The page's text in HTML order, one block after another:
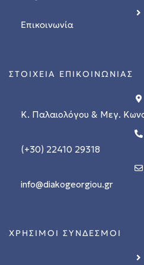
Επικοινωνία
ΣΤΟΙΧΕΙΑ ΕΠΙΚΟΙΝΩΝΙΑΣ
Κ. Παλαιολόγου & Μεγ.
(+30) 22410 29318
info@diakogeorgiou.gr
ΧΡΗΣΙΜΟΙ ΣΥΝΔΕΣΜΟΙ